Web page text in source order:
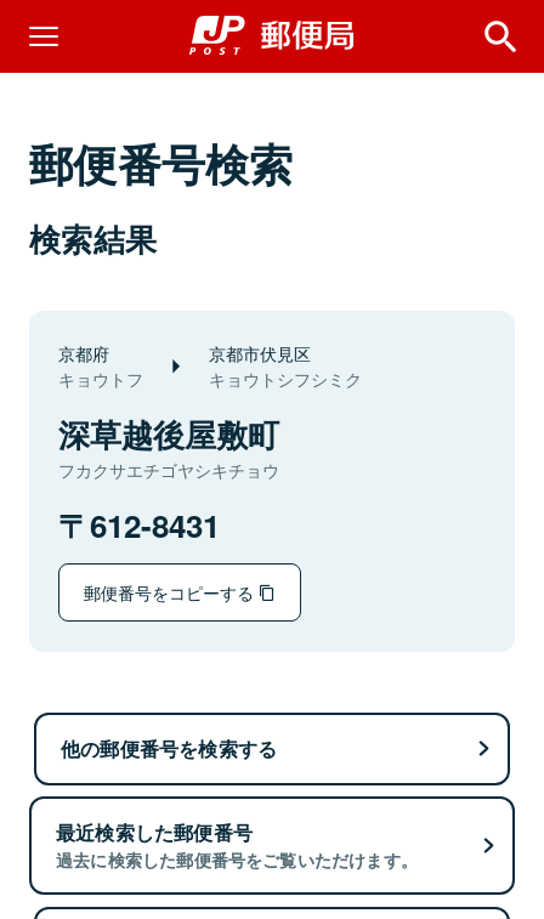
郵便番号検索
検索結果
京都府
キョウトフ
京都市伏見区
キョウトシフシミク
深草越後屋敷町
フカクサエチゴヤシキチョウ
612-8431
郵便番号をコピーする
他の郵便番号を検索する
最近検索した郵便番号
過去に検索した郵便番号をご覧いただけます。